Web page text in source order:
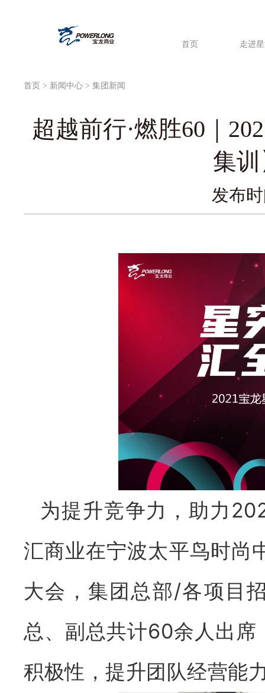
首页 走进
首页 > 新闻中心 > 集团新闻
超越前行·燃胜60｜
集
发布
为提升竞争力，助力
汇商业在宁波太平鸟时尚
大会，集团总部/各项目
总、副总共计60余人出
积极性，提升团队经营能